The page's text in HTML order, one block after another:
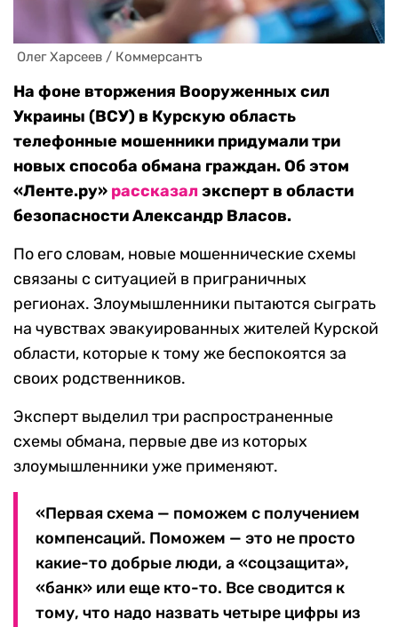
Олег Харсеев / Коммерсантъ
На фоне вторжения Вооруженных сил
Украины (ВСУ) в Курскую область
телефонные мошенники придумали три
новых способа обмана граждан. Об этом
«Ленте.ру» рассказалэксперт в области
безопасности Александр Власов.
По его словам, новые мошеннические схемы
связаны с ситуацией в приграничных
регионах. Злоумышленники пытаются сыграть
на чувствах эвакуированных жителей Курской
области, которые к тому же беспокоятся за
своих родственников.
Эксперт выделил три распространенные
схемы обмана, первые две из которых
злоумышленники уже применяют.
«Первая схема — поможем с получением
компенсаций. Поможем — это не просто
какие-то добрые люди, а «соцзащита»,
«банк» или еще кто-то. Все сводится к
тому, что надо назвать четыре цифры из